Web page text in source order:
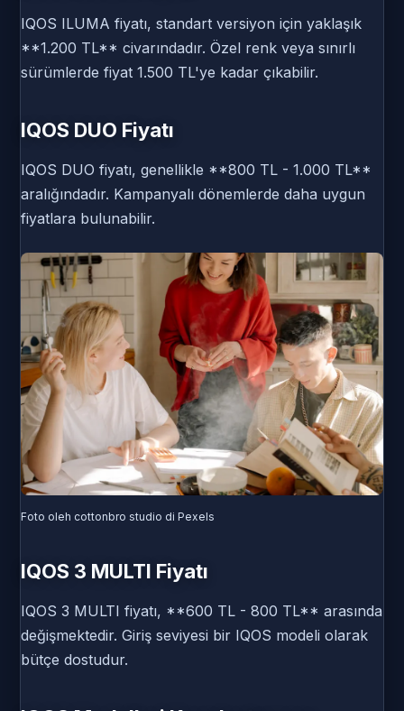
IQOS ILUMA fiyatı, standart versiyon için yaklaşık
**1.200 TL** civarındadır. Özel renk veya sınırlı
sürümlerde fiyat 1.500 TL'ye kadar çıkabilir.
IQOS DUO Fiyatı
IQOS DUO fiyatı, genellikle **800 TL - 1.000 TL**
aralığındadır. Kampanyalı dönemlerde daha uygun
fiyatlara bulunabilir.
Foto oleh cottonbro studio di Pexels
IQOS 3 MULTI Fiyatı
IQOS 3 MULTI fiyatı, **600 TL - 800 TL** arasında
değişmektedir. Giriş seviyesi bir IQOS modeli olarak
bütçe dostudur.